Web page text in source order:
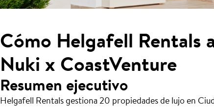
Cómo Helgafell Rentals
Nuki x CoastVenture
Resumen ejecutivo
Helgafell Rentals gestiona 20 propiedades de lujo en